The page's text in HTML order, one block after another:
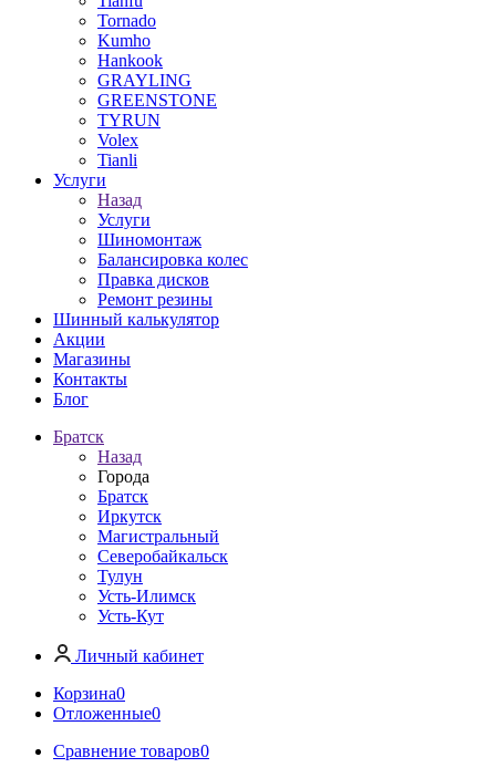
Tornado
Kumho
Hankook
GRAYLING
GREENSTONE
TYRUN
Volex
Tianli
Услуги
Назад
Услуги
Шиномонтаж
Балансировка колес
Правка дисков
Ремонт резины
Шинный калькулятор
Акции
Магазины
Контакты
Блог
Братск
Назад
Города
Братск
Иркутск
Магистральный
Северобайкальск
Тулун
Усть-Илимск
Усть-Кут
Личный кабинет
Корзина0
Отложенные0
Сравнение товаров0